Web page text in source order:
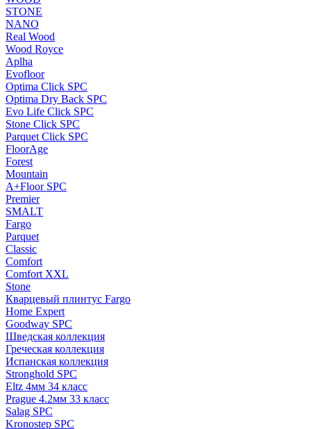
STONE
NANO
Real Wood
Wood Royce
Aplha
Evofloor
Optima Click SPC
Optima Dry Back SPC
Evo Life Click SPC
Stone Click SPC
Parquet Click SPC
FloorAge
Forest
Mountain
A+Floor SPC
Premier
SMALT
Fargo
Parquet
Classic
Comfort
Comfort XXL
Stone
Кварцевый плинтус Fargo
Home Expert
Goodway SPC
Шведская коллекция
Греческая коллекция
Испанская коллекция
Stronghold SPC
Eltz 4мм 34 класс
Prague 4.2мм 33 класс
Salag SPC
Kronostep SPC